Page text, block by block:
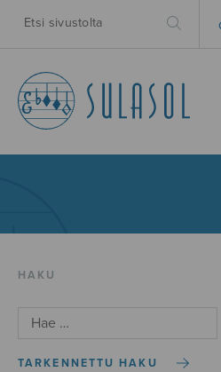
HAKU
TARKENNETTU HAKU